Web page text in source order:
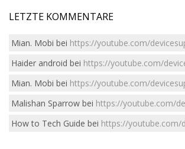
LETZTE KOMMENTARE
Mian. Mobi bei https://youtube.com/
Haider android bei https://youtube.com/
Mian. Mobi bei https://youtube.com/
Malishan Sparrowbei https://youtube.com/
How to Tech Guide bei https://youtube.com/